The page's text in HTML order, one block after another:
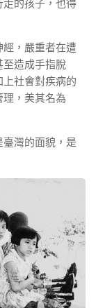
的孩子，也得
，嚴重者在遭
造成手指脫
社會對疾病的
，美其名為
灣的面貌，是